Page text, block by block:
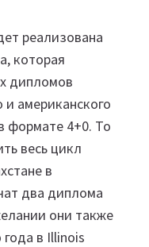
реализована
которая
дипломов
и американского
формате 4+0. То
весь цикл
в
два диплома
они также
в Illinois